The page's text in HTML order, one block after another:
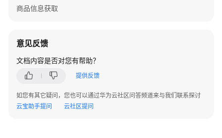
规
通
中
国
商品信息获取
意见反馈
文档内容是否对您有帮助？
提供反馈
如您有其它疑问，您也可以通过华为云社区问答频道来与我们联系探讨
云宝助手提问
云社区提问